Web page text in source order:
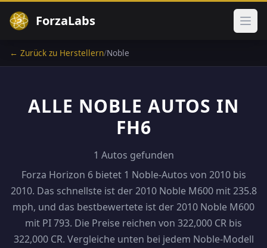
ForzaLabs
← Zurück zu Herstellern/Noble
ALLE NOBLE AUTOS IN
FH6
1 Autos gefunden
Forza Horizon 6 bietet 1 Noble-Autos von 2010 bis
2010. Das schnellste ist der 2010 Noble M600 mit 235.8
mph, und das bestbewertete ist der 2010 Noble M600
mit PI 793. Die Preise reichen von 322,000 CR bis
322,000 CR. Vergleiche unten bei jedem Noble-Modell